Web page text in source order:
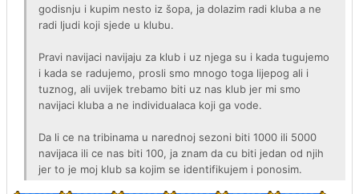
godisnju i kupim nesto iz šopa, ja dolazim radi kluba a ne
radi ljudi koji sjede u klubu.
Pravi navijaci navijaju za klub i uz njega su i kada tugujemo
i kada se radujemo, prosli smo mnogo toga lijepog ali i
tuznog, ali uvijek trebamo biti uz nas klub jer mi smo
navijaci kluba a ne individualaca koji ga vode.
Da li ce na tribinama u narednoj sezoni biti 1000 ili 5000
navijaca ili ce nas biti 100, ja znam da cu biti jedan od njih
jer to je moj klub sa kojim se identifikujem i ponosim.